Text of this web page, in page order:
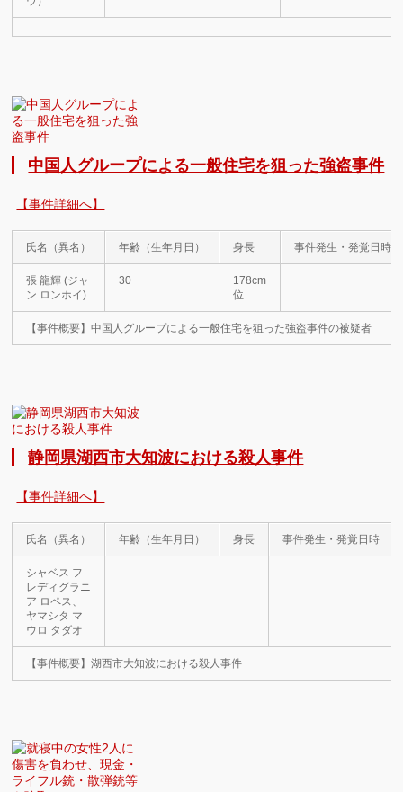
中国人グループによる一般住宅を狙った強盗事件
【事件詳細へ】
氏名（異名） 年齢（生年月日） 身長 事件発生・発覚日時
張 龍輝 (ジャ
ン ロンホイ)
30
178cm
位
【事件概要】中国人グループによる一般住宅を狙った強盗事件の被疑者
静岡県湖西市大知波における殺人事件
【事件詳細へ】
氏名（異名） 年齢（生年月日） 身長 事件発生・発覚日時
シャベス フ
レディグラニ
ア ロペス、
ヤマシタ マ
ウロ タダオ
【事件概要】湖西市大知波における殺人事件